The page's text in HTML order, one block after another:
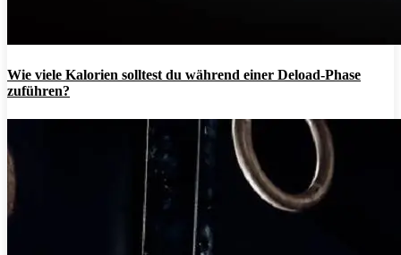
Wie viele Kalorien solltest du während einer Deload-Phase
zuführen?